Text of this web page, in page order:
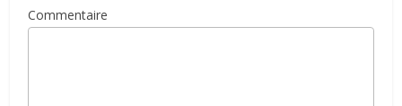
Commentaire